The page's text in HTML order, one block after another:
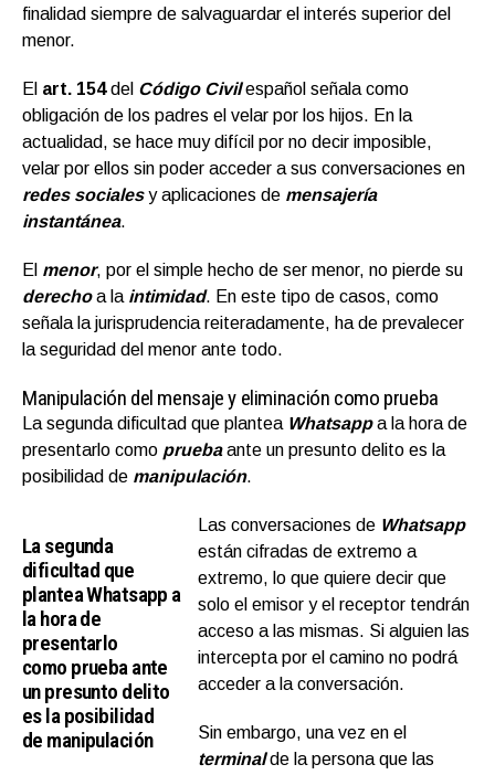
finalidad siempre de salvaguardar el interés superior del
menor.
El art. 154del Código Civilespañol señala como
obligación de los padres el velar por los hijos. En la
actualidad, se hace muy difícil por no decir imposible,
velar por ellos sin poder acceder a sus conversaciones en
redes socialesy aplicaciones de mensajería
instantánea.
El menor, por el simple hecho de ser menor, no pierde su
derechoa la intimidad. En este tipo de casos, como
señala la jurisprudencia reiteradamente, ha de prevalecer
la seguridad del menor ante todo.
Manipulación del mensaje y eliminación como prueba
La segunda dificultad que plantea Whatsappa la hora de
presentarlo como pruebaante un presunto delito es la
posibilidad de manipulación.
La segunda
dificultad que
plantea Whatsapp a
la hora de
presentarlo
como prueba ante
un presunto delito
es la posibilidad
de manipulación
Las conversaciones de Whatsapp
están cifradas de extremo a
extremo, lo que quiere decir que
solo el emisor y el receptor tendrán
acceso a las mismas. Si alguien las
intercepta por el camino no podrá
acceder a la conversación.
Sin embargo, una vez en el
terminal de la persona que las